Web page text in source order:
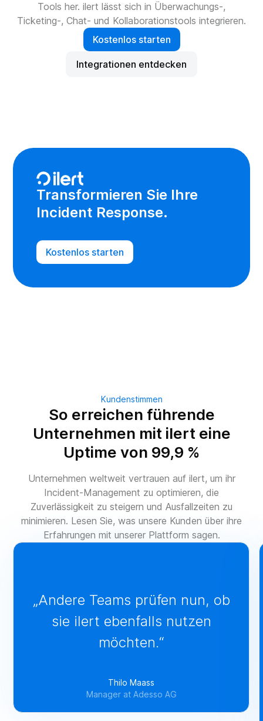
Tools her. ilert lässt sich in Überwachungs-,
Ticketing-, Chat- und Kollaborationstools integrieren.
Kostenlos starten
Integrationen entdecken
Transformieren Sie Ihre
Incident Response.
Kostenlos starten
Kundenstimmen
So erreichen führende
Unternehmen mit ilert eine
Uptime von 99,9 %
Unternehmen weltweit vertrauen auf ilert, um ihr
Incident-Management zu optimieren, die
Zuverlässigkeit zu steigern und Ausfallzeiten zu
minimieren. Lesen Sie, was unsere Kunden über ihre
Erfahrungen mit unserer Plattform sagen.
„Andere Teams prüfen nun, ob
sie ilert ebenfalls nutzen
möchten.“
Thilo Maass
Manager at Adesso AG